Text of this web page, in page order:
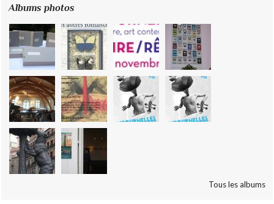
Albums photos
Tous les albums